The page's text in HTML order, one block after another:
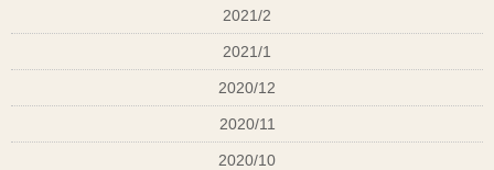
2021/2
2021/1
2020/12
2020/11
2020/10